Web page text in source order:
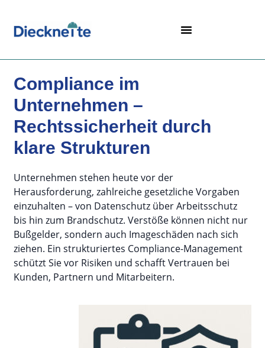
Compliance im
Unternehmen –
Rechtssicherheit durch
klare Strukturen
Unternehmen stehen heute vor der
Herausforderung, zahlreiche gesetzliche Vorgaben
einzuhalten – von Datenschutz über Arbeitsschutz
bis hin zum Brandschutz. Verstöße können nicht nur
Bußgelder, sondern auch Imageschäden nach sich
ziehen. Ein strukturiertes Compliance-Management
schützt Sie vor Risiken und schafft Vertrauen bei
Kunden, Partnern und Mitarbeitern.